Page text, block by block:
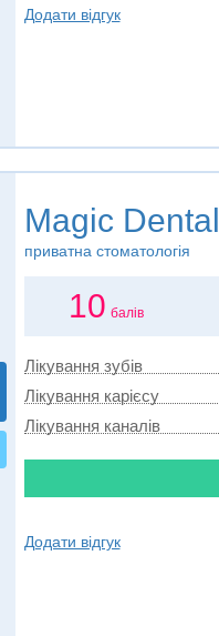
Додати відгук
Magic Dental
приватна стоматологія
10 балів
Лікування зубів
Лікування карієсу
Лікування каналів
Додати відгук